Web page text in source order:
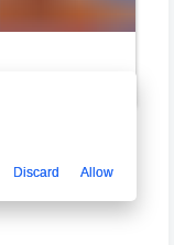
Discard Allow